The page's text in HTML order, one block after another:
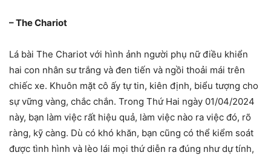
– The Chariot
Lá bài The Chariot với hình ảnh người phụ nữ điều khiển
hai con nhân sư trắng và đen tiến và ngồi thoải mái trên
chiếc xe. Khuôn mặt cô ấy tự tin, kiên định, biểu tượng cho
sự vững vàng, chắc chắn. Trong Thứ Hai ngày 01/04/2024
này, bạn làm việc rất hiệu quả, làm việc nào ra việc đó, rõ
ràng, kỹ càng. Dù có khó khăn, bạn cũng có thể kiểm soát
được tình hình và lèo lái mọi thứ diễn ra đúng như dự tính,